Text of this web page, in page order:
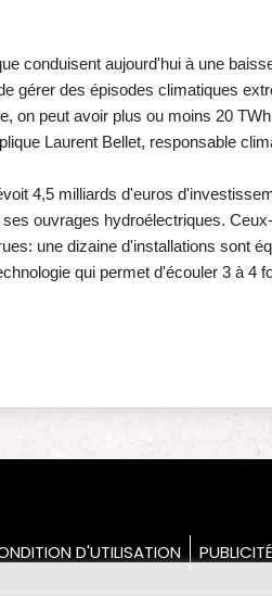
conduisent aujourd'hui à une
gérer des épisodes climatiques
on peut avoir plus ou moins 20
Laurent Bellet, responsable
4,5 milliards d'euros
ouvrages hydroélectriques.
une dizaine d'installations sont
qui permet d'écouler 3 à 4
D'UTILISATION PUBLICITÉ